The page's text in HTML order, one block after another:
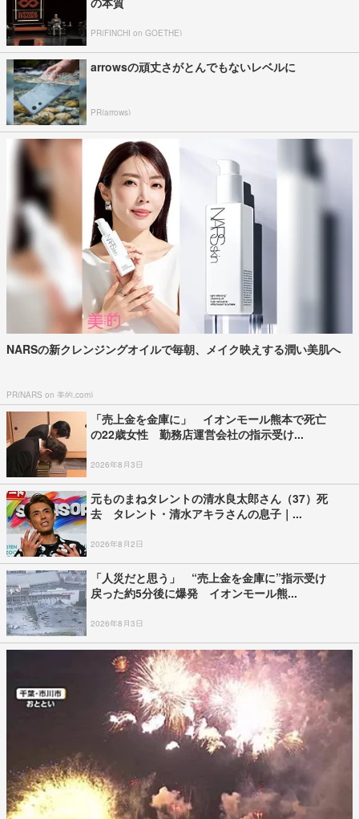
PR(FINCHI on GOETHE)
arrowsの頑丈さがとんでもないレベルに
PR(arrows)
NARSの新クレンジングオイルで毎朝、メイク映えする潤い美肌へ
PR(NARS on 美的.com)
「売上金を金庫に」 イオンモール熊本で死亡
の22歳女性 勤務店運営会社の指示受け...
2026年8月3日
元ものまねタレントの清水良太郎さん（37）死
去 タレント・清水アキラさんの息子｜...
2026年8月2日
「人災だと思う」 “売上金を金庫に”指示受け
戻った約5分後に爆発 イオンモール熊...
2026年8月3日